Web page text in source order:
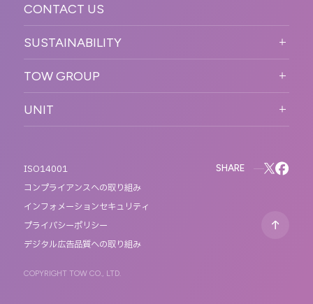
ORGANIZATION CHART
HISTORY
CONTACT US
SUSTAINABILITY
サステナビリティ
TOW GROUP
MOTTO
BLUES MOBILE
UNIT
ISO14001
コンプライアンスへの取り組み
インフォメーションセキュリティ
プライバシーポリシー
デジタル広告品質への取り組み
COPYRIGHT TOW CO., LTD.
SHARE